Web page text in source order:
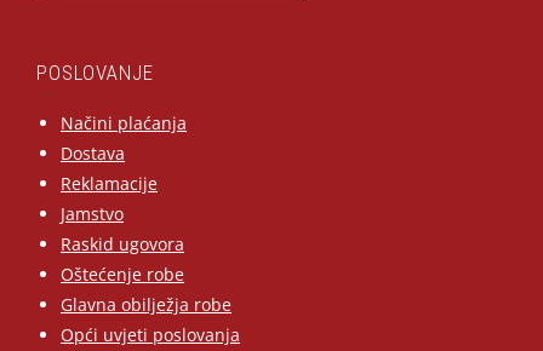
POSLOVANJE
Načini plaćanja
Dostava
Reklamacije
Jamstvo
Raskid ugovora
Oštećenje robe
Glavna obilježja robe
Opći uvjeti poslovanja